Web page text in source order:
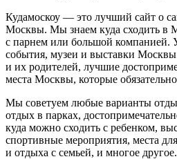
Кудамоскоу — это лучший сайт о
Москвы. Мы знаем куда сходить в
с парнем или большой компанией.
события, музеи и выставки
и их родителей, лучшие
места Москвы, которые
Мы советуем любые варианты
отдых в парках,
куда можно сходить с ребенком,
спортивные мероприятия, места
и отдыха с семьей, и многое другое.